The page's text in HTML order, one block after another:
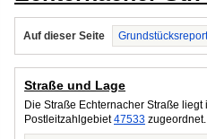
Auf dieser Seite Grundstücksreport
Straße und Lage
Die Straße Echternacher Straße liegt
Postleitzahlgebiet47533